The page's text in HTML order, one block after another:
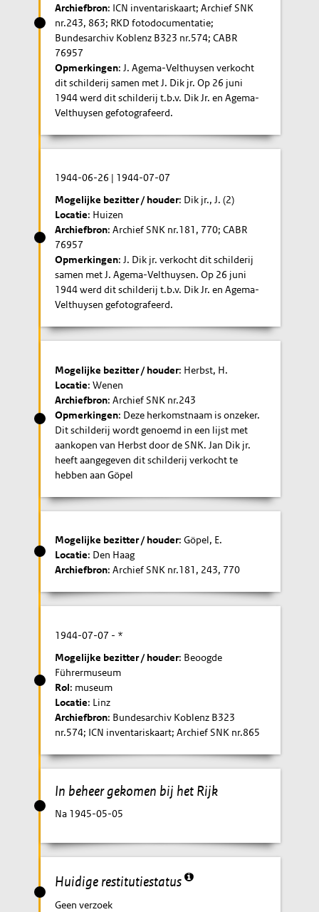
Archiefbron: ICN inventariskaart; Archief SNK
nr.243, 863; RKD fotodocumentatie;
Bundesarchiv Koblenz B323 nr.574; CABR
76957
Opmerkingen: J. Agema-Velthuysen verkocht
dit schilderij samen met J. Dik jr. Op 26 juni
1944 werd dit schilderij t.b.v. Dik Jr. en Agema-
Velthuysen gefotografeerd.
1944-06-26 | 1944-07-07
Mogelijke bezitter / houder: Dik jr., J. (2)
Locatie: Huizen
Archiefbron: Archief SNK nr.181, 770; CABR
76957
Opmerkingen: J. Dik jr. verkocht dit schilderij
samen met J. Agema-Velthuysen. Op 26 juni
1944 werd dit schilderij t.b.v. Dik Jr. en Agema-
Velthuysen gefotografeerd.
Mogelijke bezitter / houder: Herbst, H.
Locatie: Wenen
Archiefbron: Archief SNK nr.243
Opmerkingen: Deze herkomstnaam is onzeker.
Dit schilderij wordt genoemd in een lijst met
aankopen van Herbst door de SNK. Jan Dik jr.
heeft aangegeven dit schilderij verkocht te
hebben aan Göpel
Mogelijke bezitter / houder: Göpel, E.
Locatie: Den Haag
Archiefbron: Archief SNK nr.181, 243, 770
1944-07-07 - *
Mogelijke bezitter / houder: Beoogde
Führermuseum
Rol: museum
Locatie: Linz
Archiefbron: Bundesarchiv Koblenz B323
nr.574; ICN inventariskaart; Archief SNK nr.865
In beheer gekomen bij het Rijk
Na 1945-05-05
Huidige restitutiestatus
Geen verzoek